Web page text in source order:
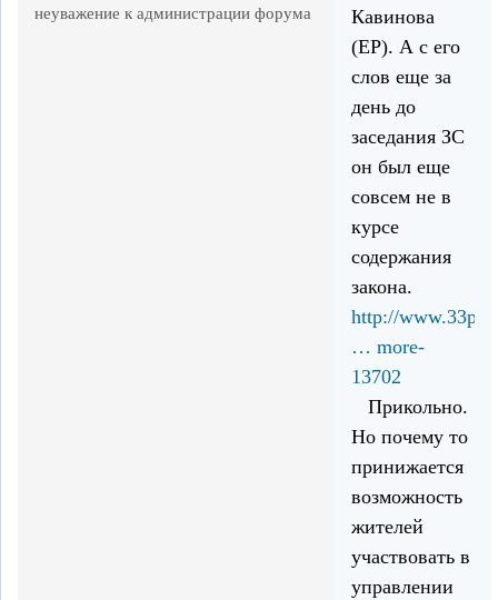
неуважение к администрации форума
Кавинова
(ЕР). А с его
слов еще за
день до
заседания ЗС
он был еще
совсем не в
курсе
содержания
закона.
http://
… more-
13702
Прикольно.
Но почему то
принижается
возможность
жителей
участвовать в
управлении